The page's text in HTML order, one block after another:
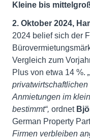
Kleine bis
2. Oktober 2024,
2024 belief sich der
Vergleich zum
Plus von etwa 14 %.
Anmietungen im
bestimmt“, ordnet
German Property
Firmen verbleiben